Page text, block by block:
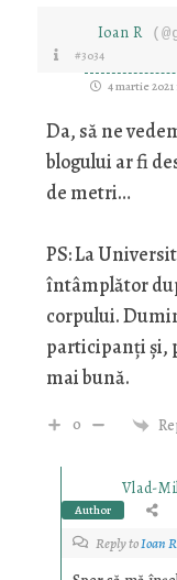
Ioan R
#3034
4 martie 2021
Da, să ne
blogului ar fi
de metri…
PS: La
întâmplător
corpului.
participanți și,
mai bună.
0
Vlad-
Author
Reply toIoan R